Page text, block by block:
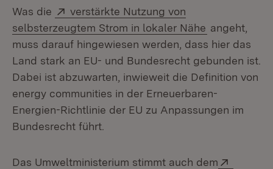
Was die Extern:
verstärkte Nutzung von
selbsterzeugtem Strom in lokaler Nähe (Öffnet in
angeht,
muss darauf hingewiesen werden, dass hier das
Land stark an EU- und Bundesrecht gebunden ist.
Dabei ist abzuwarten, inwieweit die Definition von
energy communities in der Erneuerbaren-
Energien-Richtlinie der EU zu Anpassungen im
Bundesrecht führt.
Das Umweltministerium stimmt auch dem